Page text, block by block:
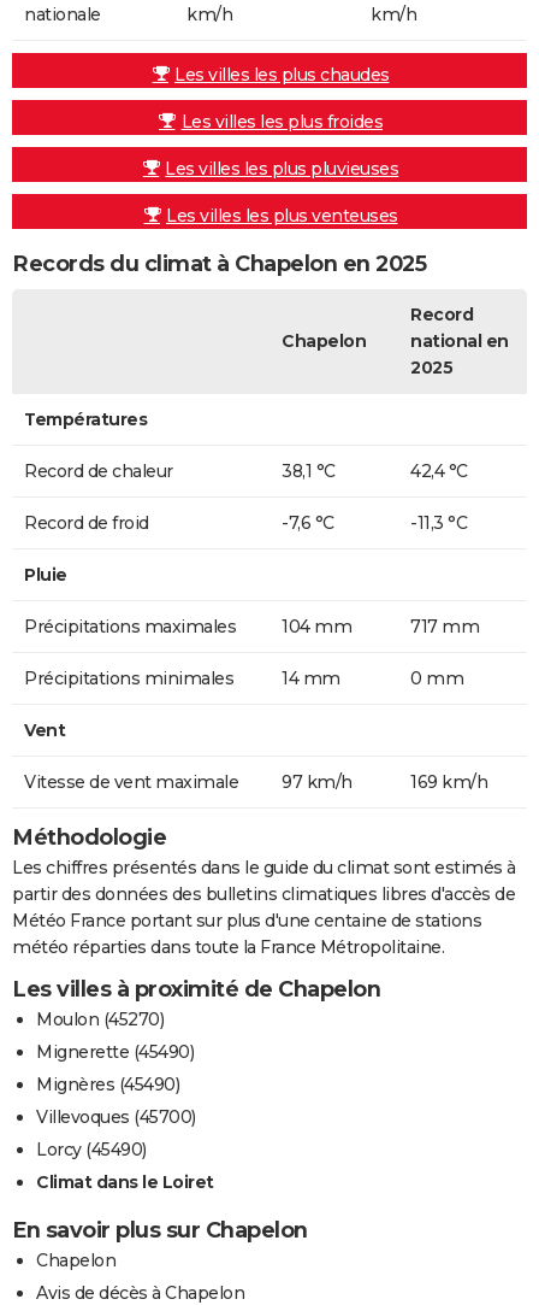
nationale
km/h
km/h
Les villes les plus chaudes
Les villes les plus froides
Les villes les plus pluvieuses
Les villes les plus venteuses
Records du climat à Chapelon en 2025
Chapelon
Record
national en
2025
Températures
Record de chaleur 38,1 °C 42,4 °C
Record de froid -7,6 °C -11,3 °C
Pluie
Précipitations maximales 104 mm 717 mm
Précipitations minimales 14 mm 0 mm
Vent
Vitesse de vent maximale 97 km/h 169 km/h
Méthodologie
Les chiffres présentés dans le guide du climat sont estimés à
partir des données des bulletins climatiques libres d'accès de
Météo France portant sur plus d'une centaine de stations
météo réparties dans toute la France Métropolitaine.
Les villes à proximité de Chapelon
Moulon (45270)
Mignerette (45490)
Mignères (45490)
Villevoques (45700)
Lorcy (45490)
Climat dans le Loiret
En savoir plus sur Chapelon
Chapelon
Avis de décès à Chapelon